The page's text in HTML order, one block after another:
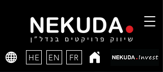
HE EN FR